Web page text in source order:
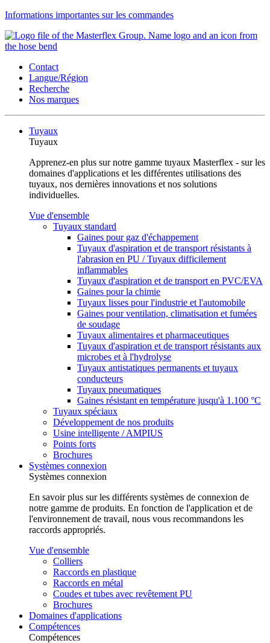
Informations importantes sur les commandes
Contact
Langue/Région
Recherche
Nos marques
Tuyaux
Tuyaux
Apprenez-en plus sur notre gamme tuyaux Masterflex - sur les
domaines d'applications et les différentes utilisations des
tuyaux, nos dernières innovations et nos solutions
individuelles.
Vue d'ensemble
Tuyaux standard
Gaines pour gaz d'échappement
Tuyaux d'aspiration et de transport résistants à
l'abrasion en PU / Tuyaux difficilement
inflammables
Tuyaux d'aspiration et de transport en PVC/EVA
Gaines pour la chimie
Tuyaux lisses pour l'industrie et l'automobile
Gaines pour ventilation, climatisation et fumées
de soudage
Tuyaux alimentaires et pharmaceutiques
Tuyaux d'aspiration et de transport résistants aux
microbes et à l'hydrolyse
Tuyaux antistatiques permanents et tuyaux
conducteurs
Tuyaux pneumatiques
Gaines résistant en température jusqu'à 1.100 °C
Tuyaux spéciaux
Développement de nos produits
Usine intelligente / AMPIUS
Points forts
Brochures
Systèmes connexion
Systèmes connexion
En savoir plus sur les différents systèmes de connexion de
notre gamme de produits. En fonction de l'application et de
l'environnement de travail, nous vous recommandons les
raccords appropriés.
Vue d'ensemble
Colliers
Raccords en plastique
Raccords en métal
Coudes et tubes avec revêtement PU
Brochures
Domaines d'applications
Compétences
Compétences